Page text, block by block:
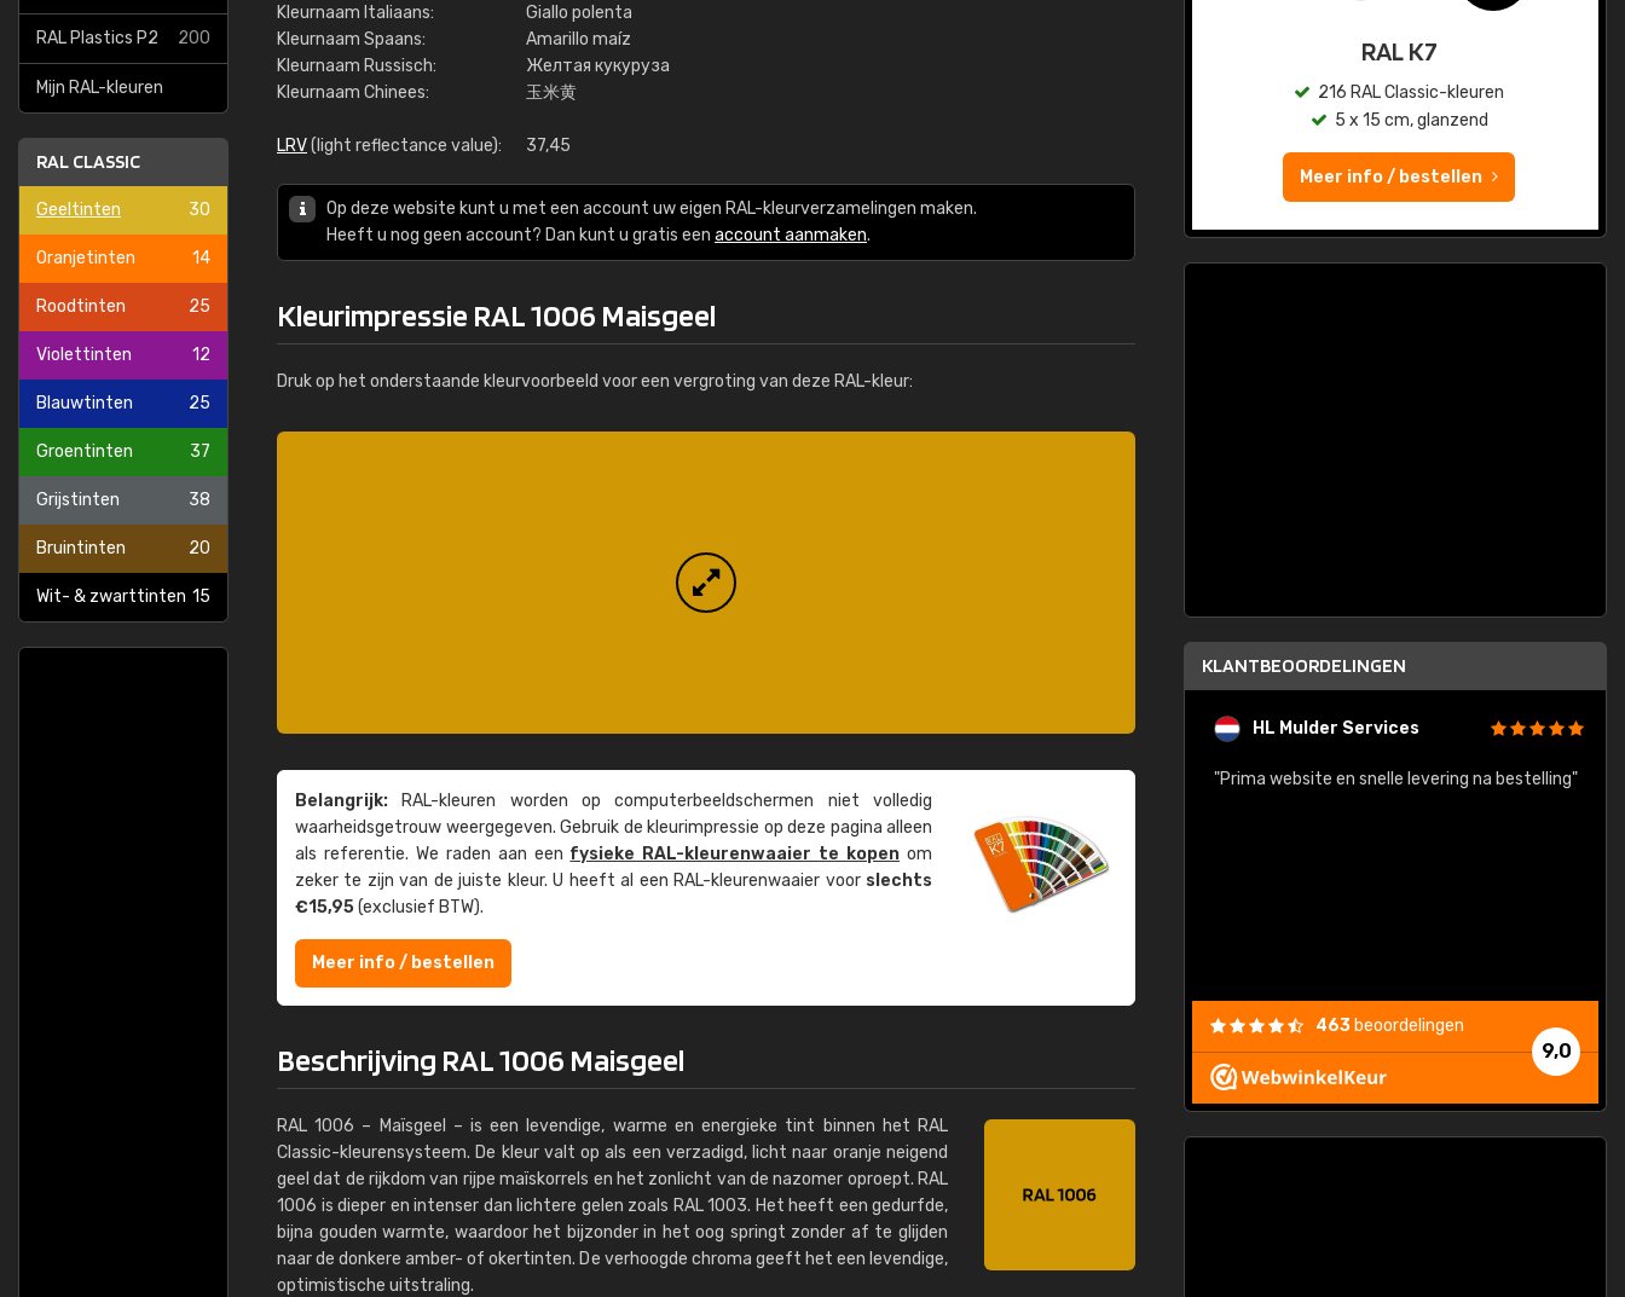
RAL Plastics P2 200
Mijn RAL-kleuren
RAL CLASSIC
Geeltinten 30
Oranjetinten 14
Roodtinten 25
Violettinten 12
Blauwtinten 25
Groentinten 37
Grijstinten 38
Bruintinten 20
Wit- & zwarttinten 15
Kleurnaam Italiaans:
Giallo polenta
Kleurnaam Spaans:
Amarillo maíz
Kleurnaam Russisch:
Желтая кукуруза
Kleurnaam Chinees:
玉米黄
LRV(light reflectance value): 37,45
Op deze website kunt u met een account uw eigen RAL-kleurverzamelingen maken.
Heeft u nog geen account? Dan kunt u gratis een account aanmaken.
Kleurimpressie RAL 1006 Maisgeel
Druk op het onderstaande kleurvoorbeeld voor een vergroting van deze RAL-kleur:
Belangrijk: RAL-kleuren worden op computer­beeld­schermen niet volledig
waarheids­­getrouw weer­gegeven. Gebruik de kleur­impressie op deze pagina alleen
als referentie. We raden aan een fysieke RAL-kleuren­waaier te kopen om
zeker te zijn van de juiste kleur. U heeft al een RAL-kleuren­waaier voor slechts
€15,95(exclusief BTW).
Meer info / bestellen
Beschrijving RAL 1006 Maisgeel
RAL 1006 – Maïsgeel – is een levendige, warme en energieke tint binnen het RAL
Classic-kleurensysteem. De kleur valt op als een verzadigd, licht naar oranje neigend
geel dat de rijkdom van rijpe maïskorrels en het zonlicht van de nazomer oproept. RAL
1006 is dieper en intenser dan lichtere gelen zoals RAL 1003. Het heeft een gedurfde,
bijna gouden warmte, waardoor het bijzonder in het oog springt zonder af te glijden
naar de donkere amber- of okertinten. De verhoogde chroma geeft het een levendige,
optimistische uitstraling.
RAL K7
216 RAL Classic-kleuren
5 x 15 cm, glanzend
Meer info / bestellen
KLANTBEOORDELINGEN
HL Mulder Services
"Prima website en snelle levering na bestelling"
9,0
463 beoordelingen